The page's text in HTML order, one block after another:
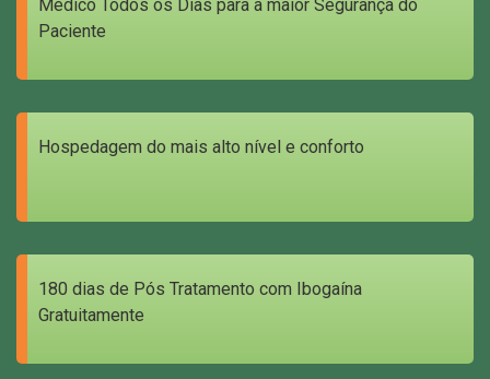
Médico Todos os Dias para a maior Segurança do
Paciente
Hospedagem do mais alto nível e conforto
180 dias de Pós Tratamento com Ibogaína
Gratuitamente